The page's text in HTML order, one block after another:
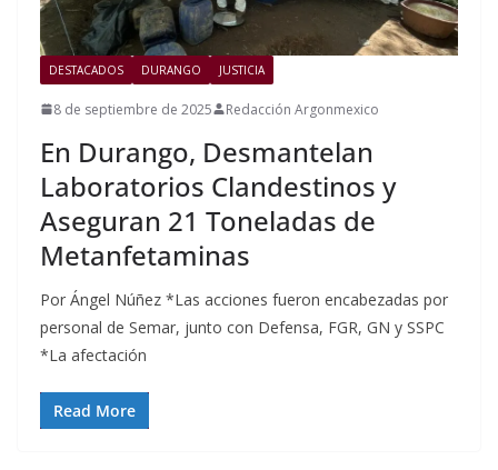
DESTACADOS DURANGO JUSTICIA
8 de septiembre de 2025 Redacción Argonmexico
En Durango, Desmantelan
Laboratorios Clandestinos y
Aseguran 21 Toneladas de
Metanfetaminas
Por Ángel Núñez *Las acciones fueron encabezadas por
personal de Semar, junto con Defensa, FGR, GN y SSPC
*La afectación
Read More